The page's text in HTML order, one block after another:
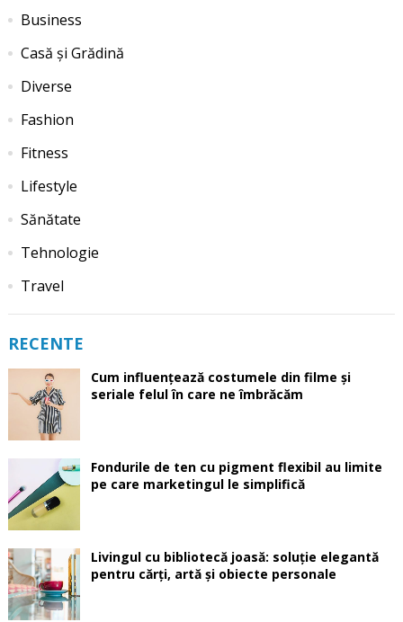
Business
Casă și Grădină
Diverse
Fashion
Fitness
Lifestyle
Sănătate
Tehnologie
Travel
RECENTE
Cum influențează costumele din filme și
seriale felul în care ne îmbrăcăm
Fondurile de ten cu pigment flexibil au limite
pe care marketingul le simplifică
Livingul cu bibliotecă joasă: soluție elegantă
pentru cărți, artă și obiecte personale